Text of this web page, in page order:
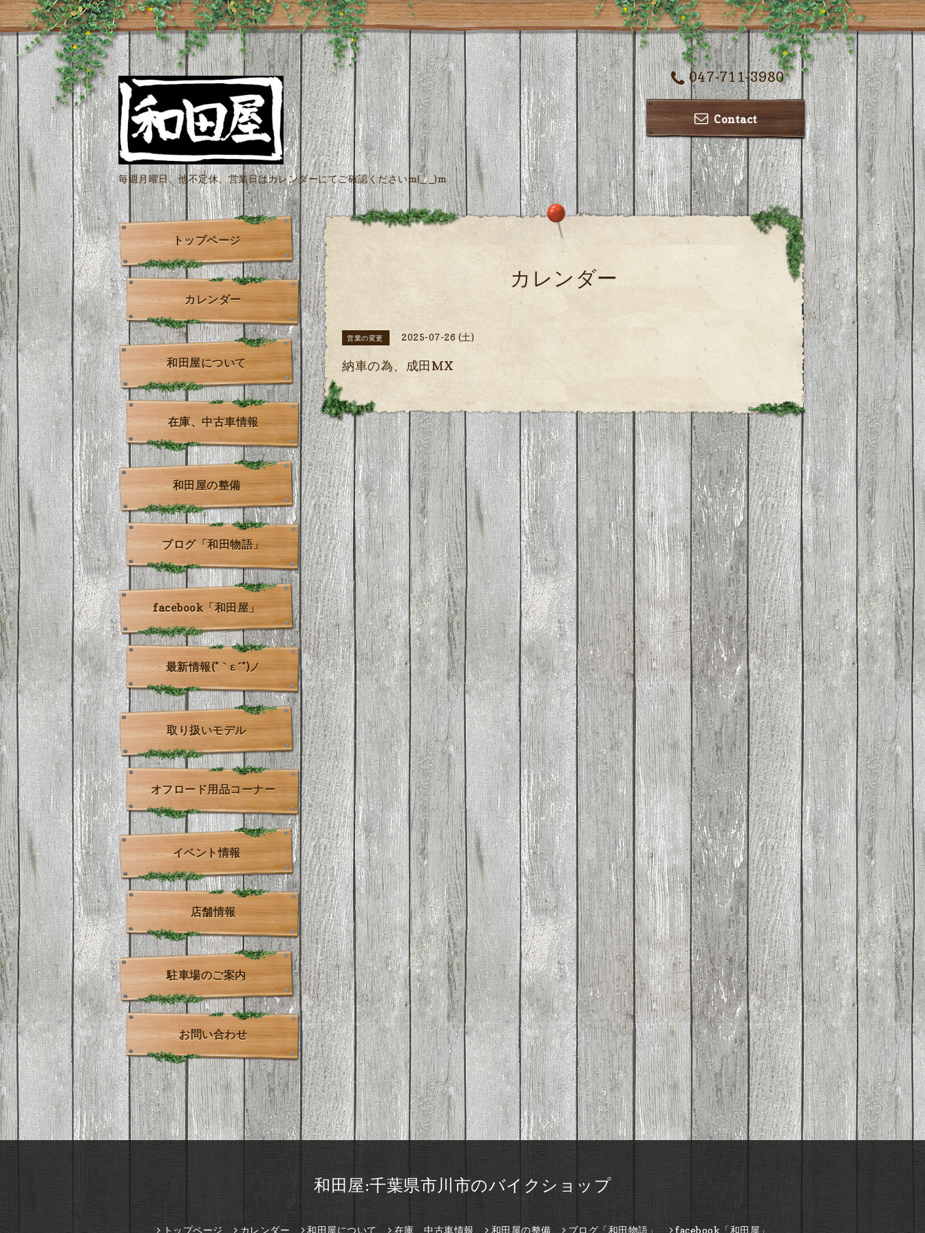
047-711-3980
Contact
毎週月曜日、他不定休。営業日はカレンダーにてご確認くださいm(_ _)m
カレンダー
営業の変更 2025-07-26 (土)
納車の為、成田MX
トップページ
カレンダー
和田屋について
在庫、中古車情報
和田屋の整備
ブログ「和田物語」
facebook「和田屋」
最新情報(*｀ε´*)ノ
取り扱いモデル
オフロード用品コーナー
イベント情報
店舗情報
駐車場のご案内
お問い合わせ
和田屋:千葉県市川市のバイクショップ
トップページ カレンダー 和田屋について 在庫、中古車情報 和田屋の整備 ブログ「和田物語」 facebook「和田屋」